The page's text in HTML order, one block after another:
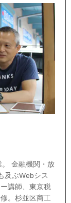
金融機関・放
及ぶWebシス
講師、東京税
。杉並区商工